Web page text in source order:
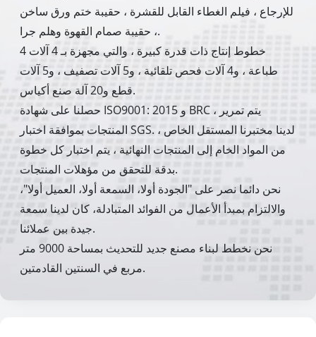
للإرجاع ، فيلم الغطاء القابل للقشرة ، حقيبة ختم ورق ساخن
، حقيبة صمام القهوة وهلم جرا.
4 خطوط إنتاج ذات قدرة كبيرة ، والتي مجهزة بـ 4 آلات
طباعة ، و4 آلات فحص تلقائية ، و5 آلات تصفيف ، و5 آلات
قطع و20 آلة صنع أكياس.
حصلنا على شهادة ISO9001: 2015 و BRC ، يتم تمرير
المنتجات بموافقة اختبار SGS. لدينا مختبرنا المستقل الخاص ،
من المواد الخام إلى المنتجات النهائية ، يتم اختبار كل خطوة
بدقة للتحقق من مؤهلات المنتجات.
نحن دائما نصر على "الجودة أولا، السمعة أولا، العميل أولا"،
والالتزام بمبدأ الأعمال من الفوائد المتبادلة، كان لدينا سمعة
جيدة بين عملائنا.
نحن نخطط لبناء مصنع جديد للتحديث بمساحة 9000 متر
مربع في السنتين القادمتين.